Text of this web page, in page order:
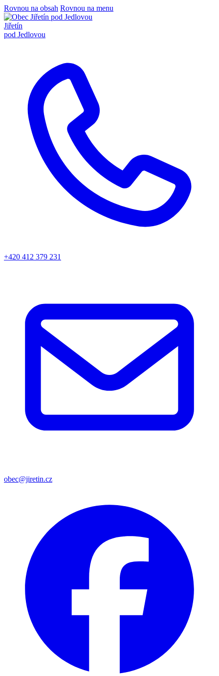
Rovnou na obsah Rovnou na menu
Jiřetín
pod Jedlovou
+420 412 379 231
obec@jiretin.cz